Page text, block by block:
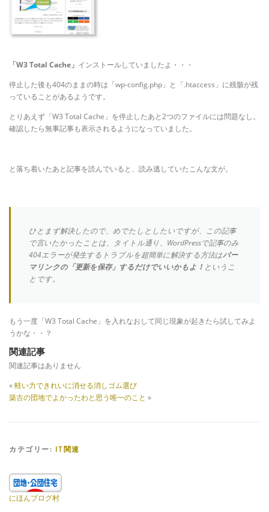
「W3 Total Cache」 インストールしていましたよ・・・
停止した後も404のままの時は「wp-config.php」と「.htaccess」に残骸が残
っていることがあるようです。
とりあえず「W3 Total Cache」を停止したあと2つのファイルには問題なし。
確認したら無事記事も表示されるようになっていました。
と落ち着いたあと記事を読んでいると、読み逃していたこんな文が。
ひとまず解決したので、めでたしとしたいですが、この記事
で言いたかったことは、タイトル通り、WordPressで記事のみ
404エラーが発生するトラブルを超簡単に解決する方法はパー
マリンクの「更新を保存」するだけでいいかもよ！ というこ
とです。
もう一度「W3 Total Cache」を入れなおして同じ現象が起きたら試してみよ
うかな・・？
関連記事
関連記事はありません
«軽い力できれいに消せる消しゴム選び
築古の団地でよかったわと思う唯一のこと »
カテゴリー: IT関連
にほんブログ村